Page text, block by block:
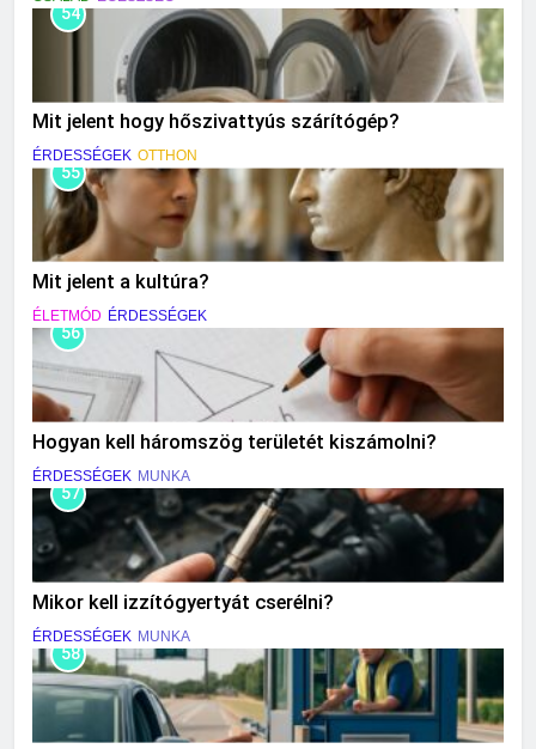
54
Mit jelent hogy hőszivattyús szárítógép?
ÉRDESSÉGEK OTTHON
55
Mit jelent a kultúra?
ÉLETMÓD ÉRDESSÉGEK
56
Hogyan kell háromszög területét kiszámolni?
ÉRDESSÉGEK MUNKA
57
Mikor kell izzítógyertyát cserélni?
ÉRDESSÉGEK MUNKA
58